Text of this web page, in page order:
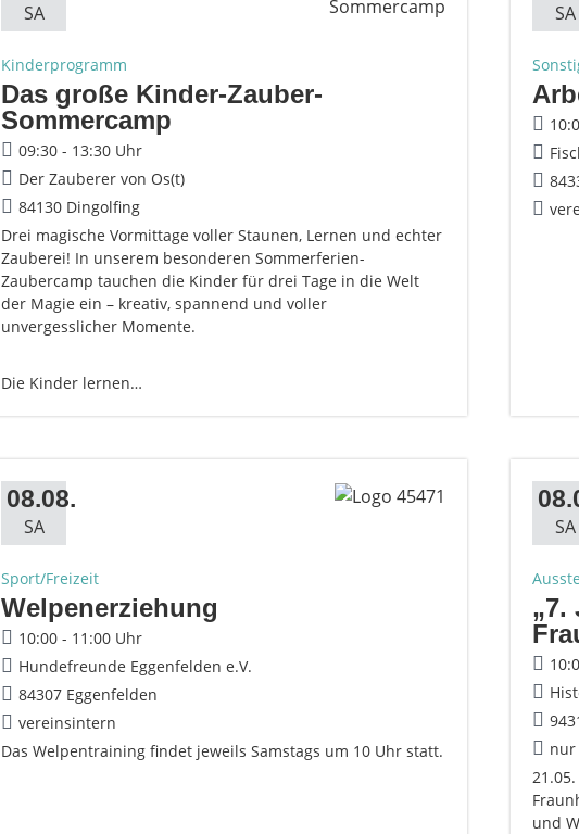
SA
Kinderprogramm
Das große Kinder-Zauber-
Sommercamp
09:30 - 13:30 Uhr
Der Zauberer von Os(t)
84130 Dingolfing
Drei magische Vormittage voller Staunen, Lernen und echter
Zauberei! In unserem besonderen Sommerferien-
Zaubercamp tauchen die Kinder für drei Tage in die Welt
der Magie ein – kreativ, spannend und voller
unvergesslicher Momente.
Die Kinder lernen…
SA
08.08.
SA
Sport/Freizeit
Welpenerziehung
10:00 - 11:00 Uhr
Hundefreunde Eggenfelden e.V.
84307 Eggenfelden
vereinsintern
Das Welpentraining findet jeweils Samstags um 10 Uhr statt.
SA
„7.
nur
und